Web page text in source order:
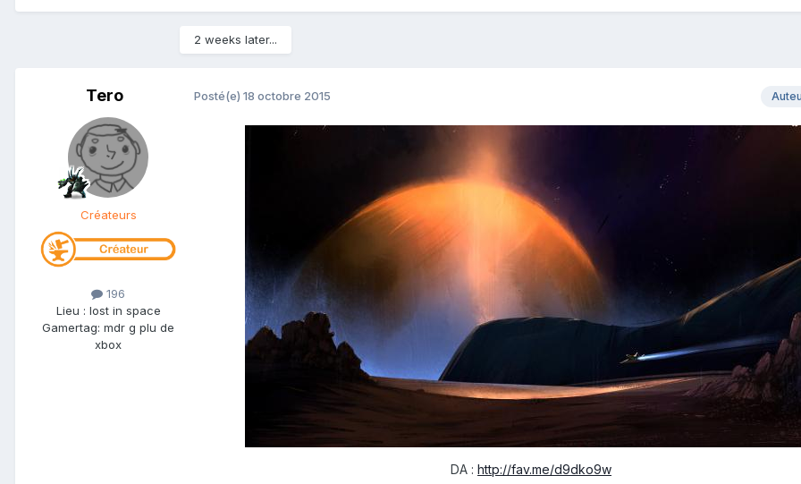
2 weeks later...
Tero
Créateurs
196
Lieu : lost in space
Gamertag: mdr g plu de
xbox
Posté(e) 18 octobre 2015
DA : http://fav.me/d9dko9w